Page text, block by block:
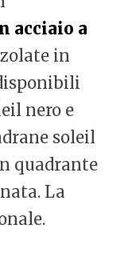
acciaio a
in
nero e
soleil
quadrante
La